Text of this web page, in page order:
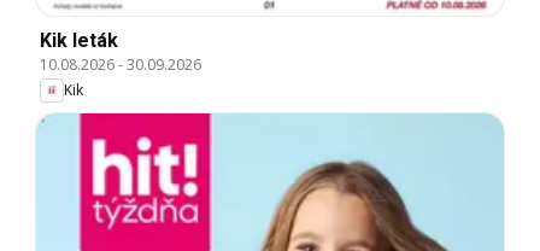
Kik leták
10.08.2026-30.09.2026
Kik